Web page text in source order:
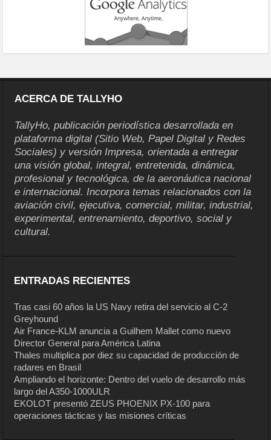
ACERCA DE TALLYHO
TallyHo, publicación periodística desarrollada en
plataforma digital (Sitio Web, Papel Digital y Redes
Sociales) y versión Impresa, orientada a entregar
una visión global, integral, entretenida, dinámica,
profesional y tecnológica, de la aeronáutica nacional
e internacional. Incorpora temas relacionados con la
aviación civil, ejecutiva, comercial, militar, industrial,
experimental, entrenamiento, deportivo, social y
cultural.
ENTRADAS RECIENTES
Tras casi 60 años la US Navy retira del servicio al C-2
Greyhound
Air France-KLM anuncia a Guilhem Mallet como nuevo
Director General para América Latina
Thales multiplica por diez su capacidad de producción de
radares en Brasil
Ampliando el horizonte: Dentro del vuelo de desarrollo más
largo del A350-1000ULR
EKOLOT presentó ZEUS PHOENIX PX-100 para
operaciones tácticas y las misiones críticas